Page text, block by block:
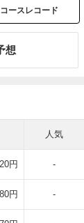
コースレコード
想
人気
円 -
円 -